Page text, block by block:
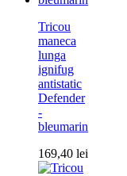
Tricou
maneca
lunga
ignifug
antistatic
Defender
-
bleumarin
169,40 lei